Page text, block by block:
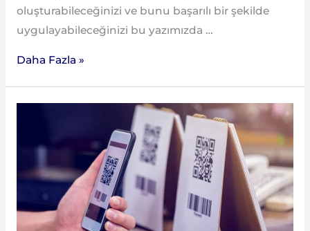
oluşturabileceğinizi ve bunu başarılı bir şekilde
uygulayabileceğinizi bu yazımızda …
Daha Fazla »